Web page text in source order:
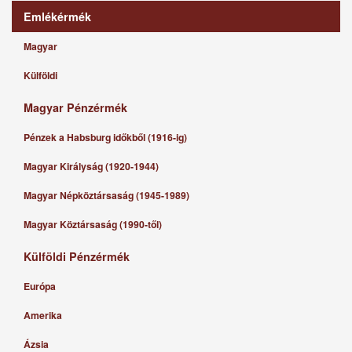
Emlékérmék
Magyar
Külföldi
Magyar Pénzérmék
Pénzek a Habsburg időkből (1916-ig)
Magyar Királyság (1920-1944)
Magyar Népköztársaság (1945-1989)
Magyar Köztársaság (1990-től)
Külföldi Pénzérmék
Európa
Amerika
Ázsia